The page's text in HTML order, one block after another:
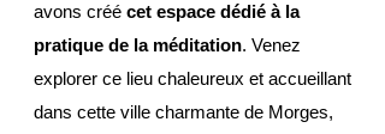
avons créé cet espace dédié à la
pratique de la méditation. Venez
explorer ce lieu chaleureux et accueillant
dans cette ville charmante de Morges,